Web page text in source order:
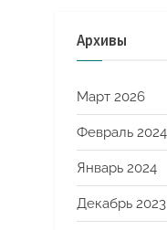
Архивы
Март 2026
Февраль 2024
Январь 2024
Декабрь 2023